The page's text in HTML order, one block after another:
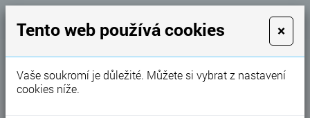
GARÁŽOVÁ VRATA
Karel Procházka
Tento web používá cookies ×
Vaše soukromí je důležité. Můžete si vybrat z nastavení
cookies níže.